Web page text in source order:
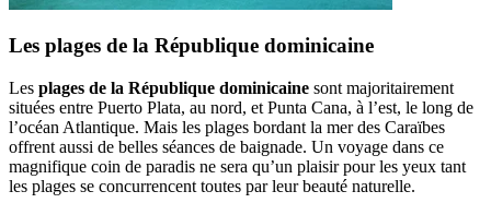
Les plages de la République dominicaine
Les plages de la République dominicaine sont majoritairement
situées entre Puerto Plata, au nord, et Punta Cana, à l’est, le long de
l’océan Atlantique. Mais les plages bordant la mer des Caraïbes
offrent aussi de belles séances de baignade. Un voyage dans ce
magnifique coin de paradis ne sera qu’un plaisir pour les yeux tant
les plages se concurrencent toutes par leur beauté naturelle.